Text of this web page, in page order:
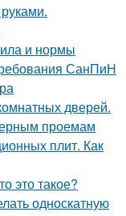
и нормы
СанПиН
дверей.
проемам
плит. Как
это такое?
односкатную